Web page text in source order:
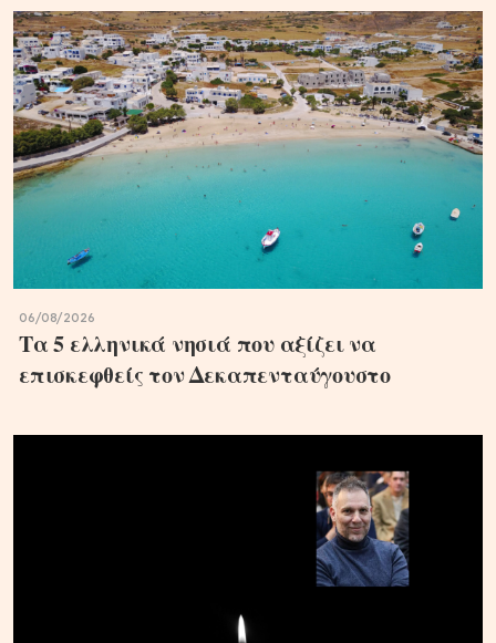
06/08/2026
Τα 5 ελληνικά νησιά που αξίζει να
επισκεφθείς τον Δεκαπενταύγουστο